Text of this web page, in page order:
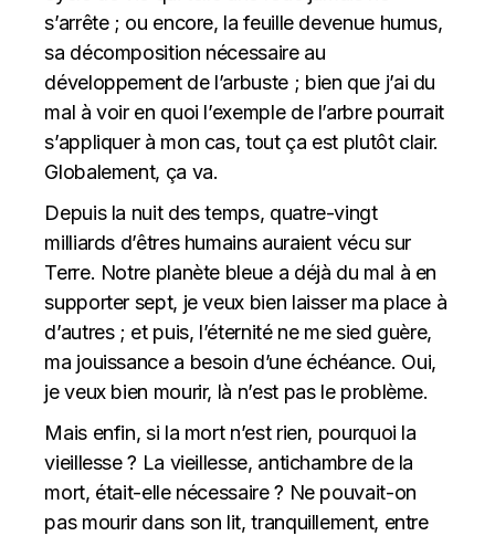
s’arrête ; ou encore, la feuille devenue humus,
sa décomposition nécessaire au
développement de l’arbuste ; bien que j’ai du
mal à voir en quoi l’exemple de l’arbre pourrait
s’appliquer à mon cas, tout ça est plutôt clair.
Globalement, ça va.
Depuis la nuit des temps, quatre-vingt
milliards d’êtres humains auraient vécu sur
Terre. Notre planète bleue a déjà du mal à en
supporter sept, je veux bien laisser ma place à
d’autres ; et puis, l’éternité ne me sied guère,
ma jouissance a besoin d’une échéance. Oui,
je veux bien mourir, là n’est pas le problème.
Mais enfin, si la mort n’est rien, pourquoi la
vieillesse ? La vieillesse, antichambre de la
mort, était-elle nécessaire ? Ne pouvait-on
pas mourir dans son lit, tranquillement, entre